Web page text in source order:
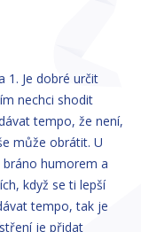
1. Je dobré určit
nechci shodit
tempo, že není,
může obrátit. U
humorem a
když se ti lepší
tempo, tak je
je přidat